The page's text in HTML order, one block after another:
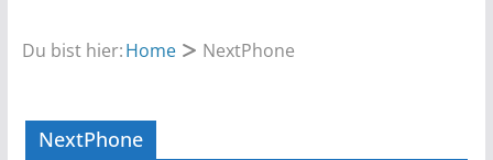
Du bist hier:Home NextPhone
NextPhone